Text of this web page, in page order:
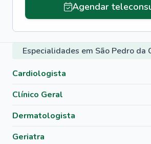
Agendar
Especialidades em São Pedro da
Cardiologista
Clínico Geral
Dermatologista
Geriatra